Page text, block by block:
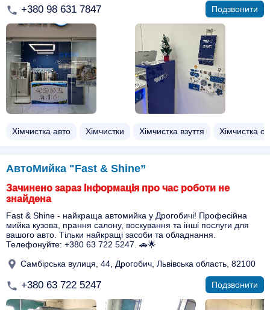
+380 98 631 7847 Подзвонити
Хімчистка авто Хімчистки Хімчистка взуття Хімчистка
АвтоМийка "Fast & Shine”
Зачинено зараз Інформація про час роботи не
знайдена
Fast & Shine - найкраща автомийка у Дрогобичі! Професійна
мийка кузова, прання салону, воскування та інші послуги для
вашого авто. Тільки найкращі засоби та обладнання.
Телефонуйте: +380 63 722 5247. 🚗🌟
Самбірська вулиця, 44, Дрогобич, Львівська область, 82100
+380 63 722 5247 Подзвонити